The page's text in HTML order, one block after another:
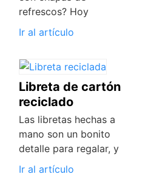
refrescos? Hoy
Ir al artículo
Libreta de cartón
reciclado
Las libretas hechas a
mano son un bonito
detalle para regalar, y
Ir al artículo